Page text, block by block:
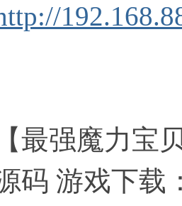
【最强魔力宝
码 游戏下载